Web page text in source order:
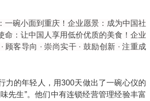
一碗小面到重庆！ 企业愿景：成为中国社
命：让中国人享用低价优质的美食！ 企业
顾客导向 · 崇尚实干 · 鼓励创新 · 注重成
力的年轻人，用300天做出了一碗心仪的
先生”。他们中有连锁经营管理经验丰富